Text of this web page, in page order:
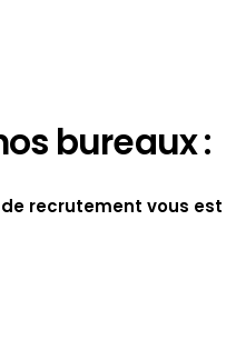
bureaux :
recrutement vous est